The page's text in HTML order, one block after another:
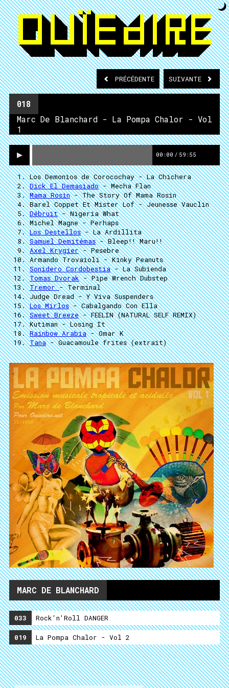
PRÉCÉDENTE SUIVANTE
018
Marc De Blanchard - La Pompa Chalor - Vol
1
00:00 / 59:55
Los Demonios de Corocochay- La Chichera
Dick El Demasiado- Mecha Flan
Mama Rosin- The Story Of Mama Rosin
Barel Coppet Et Mister Lof- Jeunesse Vauclin
Débruit- Nigeria What
Michel Magne- Perhaps
Los Destellos- La Ardillita
Samuel Demitémas- Bleep!! Maru!!
Axel Krygier- Pesebre
Armando Trovaioli- Kinky Peanuts
Sonidero Cordobestia- La Subienda
Tomas Dvorak- Pipe Wrench Dubstep
Tremor- Terminal
Judge Dread- Y Viva Suspenders
Los Mirlos- Cabalgando Con Ella
Sweet Breeze- FEELIN (NATURAL SELF REMIX)
Kutiman- Losing It
Rainbow Arabia- Omar K
Tana- Guacamoule frites (extrait)
MARC DE BLANCHARD
033 Rock'n'Roll DANGER
019 La Pompa Chalor - Vol 2